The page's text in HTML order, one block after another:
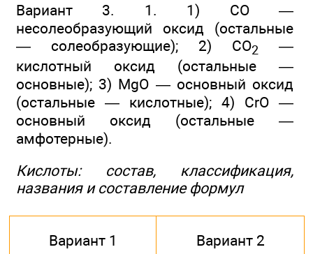
Вариант 3. 1. 1) CO —
несолеобразующий оксид (остальные
— солеобразующие); 2) СO2
—
кислотный оксид (остальные —
основные); 3) MgO — основный оксид
(остальные — кислотные); 4) СrО —
основный оксид (остальные —
амфотерные).
Кислоты: состав, классификация,
названия и составление формул
Вариант 1 Вариант 2